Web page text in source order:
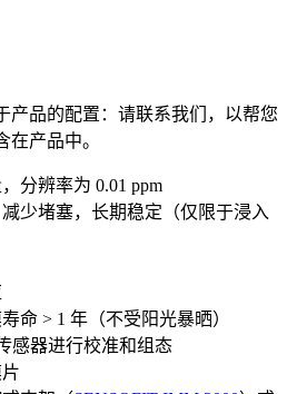
产品的配置：请联系我们，以帮您
产品中。
分辨率为 0.01 ppm
少堵塞，长期稳定（仅限于浸入
命 > 1 年（不受阳光暴晒）
感器进行校准和组态